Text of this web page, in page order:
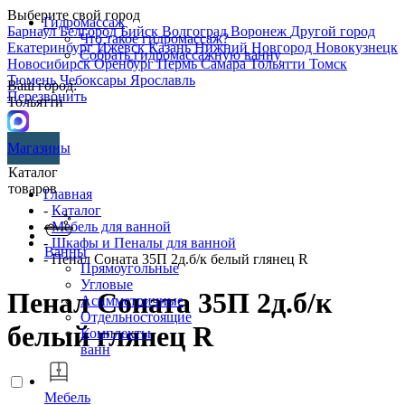
Выберите свой город
БарнаулБелгородБийск ВолгоградВоронеж Другой город
ЕкатеринбургИжевскКазаньНижний Новгород Новокузнецк
НовосибирскОренбургПермьСамараТольятти Томск
ТюменьЧебоксары Ярославль
Перезвонить
Гидромассаж
Что такое гидромассаж?
Собрать гидромассажную ванну
Ваш город:
Тольятти
Магазины
Каталог
товаров
Ванны
Прямоугольные
Угловые
Асимметричные
Отдельностоящие
Комплекты
ванн
Мебель
Главная
- Каталог
-Мебель для ванной
- Шкафы и Пеналы для ванной
- Пенал Соната 35П 2д.б/к белый глянец R
Пенал Соната 35П 2д.б/к
белый глянец R